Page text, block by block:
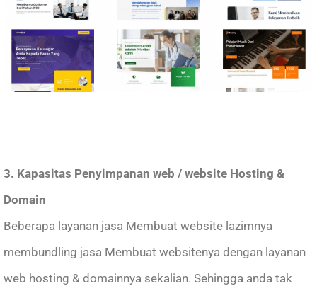
3. Kapasitas Penyimpanan web / website Hosting &
Domain
Beberapa layanan jasa Membuat website lazimnya
membundling jasa Membuat websitenya dengan layanan
web hosting & domainnya sekalian. Sehingga anda tak